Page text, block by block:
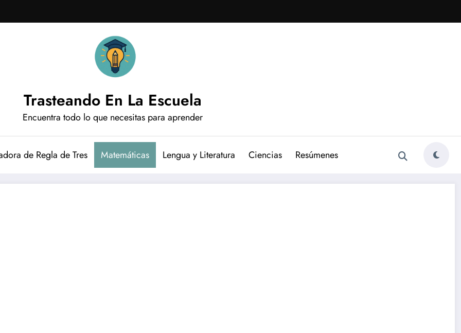
Trasteando En La Escuela
Encuentra todo lo que necesitas para aprender
de Regla de Tres Matemáticas Lengua y Literatura Ciencias Resúmenes